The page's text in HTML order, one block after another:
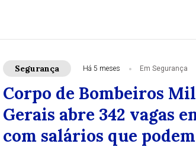
Segurança Há 5 meses Em Segurança
Corpo de Bombeiros
Gerais abre 342 vagas
com salários que